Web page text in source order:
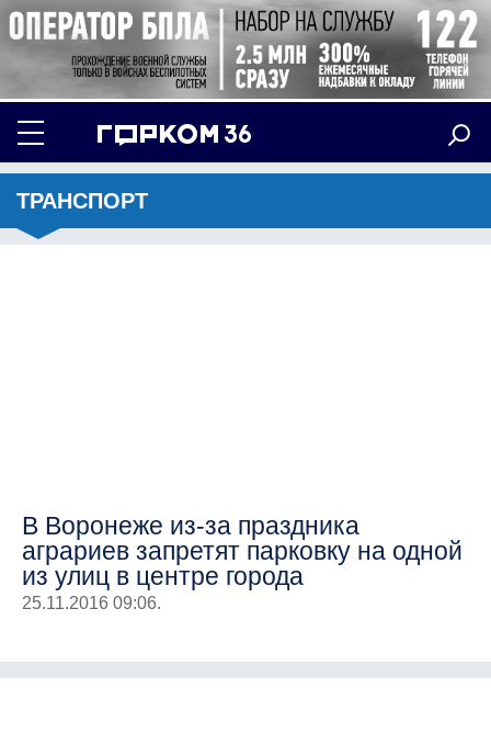
ТРАНСПОРТ
В Воронеже из-за праздника
аграриев запретят парковку на одной
из улиц в центре города
25.11.2016 09:06.